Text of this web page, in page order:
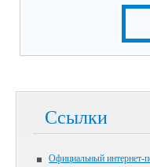
Ссылки
Официальный интернет-